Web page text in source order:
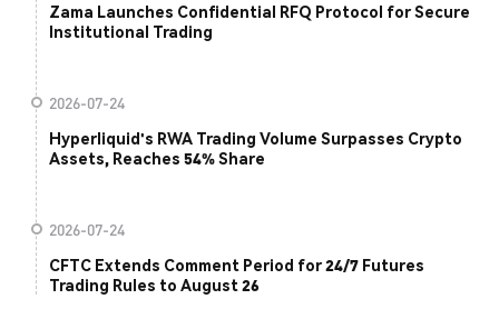
Zama Launches Confidential RFQ Protocol for Secure
Institutional Trading
2026-07-24
Hyperliquid's RWA Trading Volume Surpasses Crypto
Assets, Reaches 54% Share
2026-07-24
CFTC Extends Comment Period for 24/7 Futures
Trading Rules to August 26